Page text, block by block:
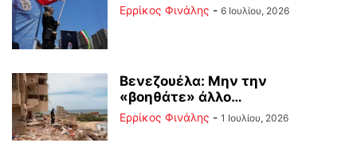
Ερρίκος Φινάλης - 6 Ιουλίου, 2026
Βενεζουέλα: Μην την
«βοηθάτε» άλλο…
Ερρίκος Φινάλης - 1 Ιουλίου, 2026